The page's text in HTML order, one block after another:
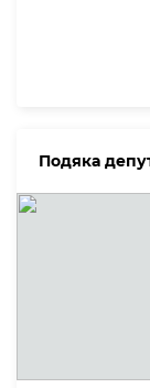
Подяка